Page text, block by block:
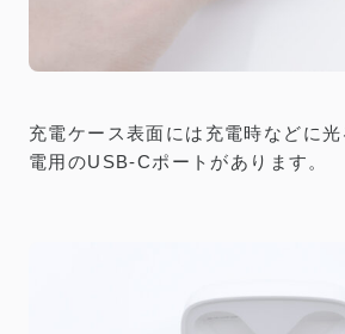
充電ケース表面には充電時などに
電用のUSB-Cポートがあります。